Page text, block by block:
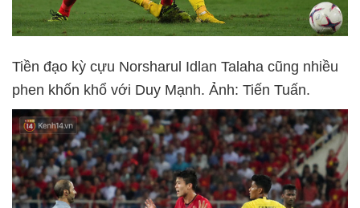
Tiền đạo kỳ cựu Norsharul Idlan Talaha cũng nhiều
phen khốn khổ với Duy Mạnh. Ảnh: Tiến Tuấn.